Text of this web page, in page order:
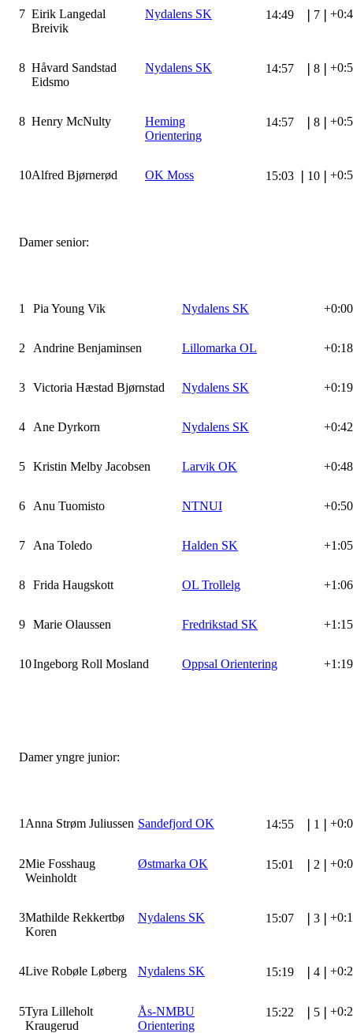
7 Eirik Langedal
Breivik
Nydalens SK 14:49 7
8 Håvard Sandstad
Eidsmo
Nydalens SK 14:57 8
8 Henry McNulty
Heming
Orientering
14:57 8
10Alfred Bjørnerød OK Moss 15:03 10
Damer senior:
1 Pia Young Vik Nydalens SK +0:00
2 Andrine Benjaminsen Lillomarka OL +0:18
3 Victoria Hæstad Bjørnstad Nydalens SK +0:19
4 Ane Dyrkorn Nydalens SK +0:42
5 Kristin Melby Jacobsen Larvik OK +0:48
6 Anu Tuomisto NTNUI +0:50
7 Ana Toledo Halden SK +1:05
8 Frida Haugskott OL Trollelg +1:06
9 Marie Olaussen Fredrikstad SK +1:15
10Ingeborg Roll Mosland Oppsal Orientering +1:19
Damer yngre junior:
1 Anna Strøm Juliussen Sandefjord OK 14:55 1
2Mie Fosshaug
Weinholdt
Østmarka OK 15:01 2
3Mathilde Rekkertbø
Koren
Nydalens SK 15:07 3
4Live Robøle Løberg Nydalens SK 15:19 4
5Tyra Lilleholt
Kraugerud
Ås-NMBU
Orientering
15:22 5